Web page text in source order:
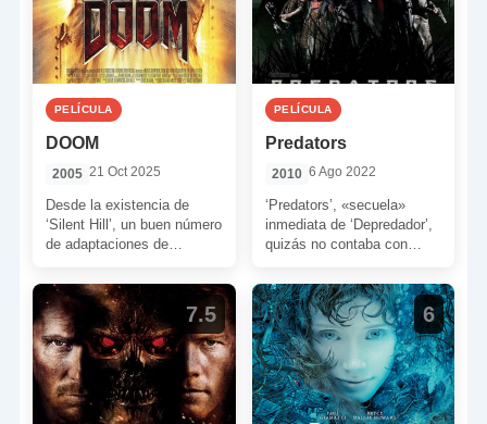
PELÍCULA
DOOM
2005 21 Oct 2025
Desde la existencia de
‘Silent Hill’, un buen número
de adaptaciones de
pantalla han intentado
medirse […]
PELÍCULA
Predators
2010 6 Ago 2022
‘Predators’, «secuela»
inmediata de ‘Depredador’,
quizás no contaba con
ganarse el respeto del
espectador, sobre todo, el
respeto […]
7.5 6